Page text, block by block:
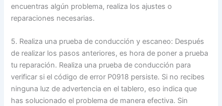
encuentras algún problema, realiza los ajustes o
reparaciones necesarias.
5. Realiza una prueba de conducción y escaneo: Después
de realizar los pasos anteriores, es hora de poner a prueba
tu reparación. Realiza una prueba de conducción para
verificar si el código de error P0918 persiste. Si no recibes
ninguna luz de advertencia en el tablero, eso indica que
has solucionado el problema de manera efectiva. Sin